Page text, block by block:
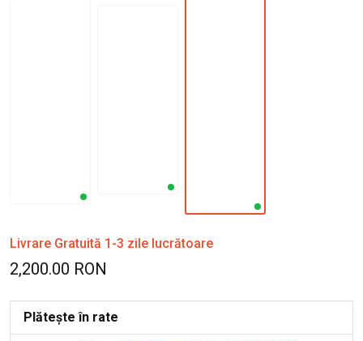
Livrare Gratuită 1-3 zile lucrătoare
2,200.00 RON
Plătește în rate